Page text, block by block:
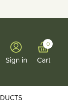
Sign in Cart
0